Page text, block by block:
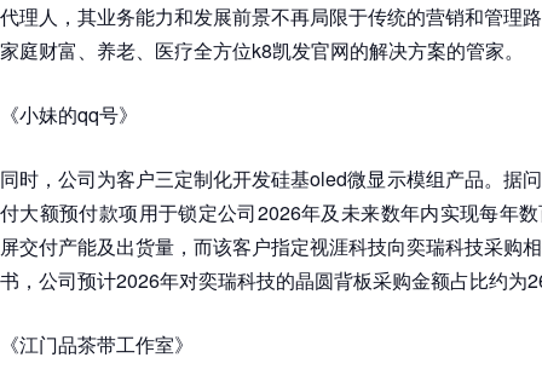
代理人，其业务能力和发展前景不再局限于传统的营销和管理
家庭财富、养老、医疗全方位k8凯发官网的解决方案的管家。
《小妹的qq号》
同时，公司为客户三定制化开发硅基oled微显示模组产品。据
付大额预付款项用于锁定公司2026年及未来数年内实现每年
屏交付产能及出货量，而该客户指定视涯科技向奕瑞科技采购
书，公司预计2026年对奕瑞科技的晶圆背板采购金额占比约为
《江门品茶带工作室》